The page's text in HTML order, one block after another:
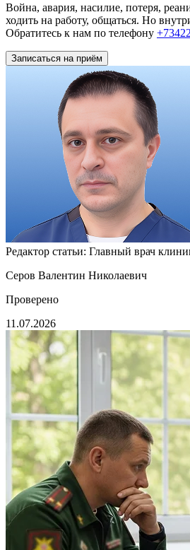
Война, авария, насилие, потеря,
ходить на работу, общаться. Но
Обратитесь к нам по телефону
Записаться на приём
Редактор статьи: Главный врач
Серов Валентин Николаевич
Проверено
11.07.2026